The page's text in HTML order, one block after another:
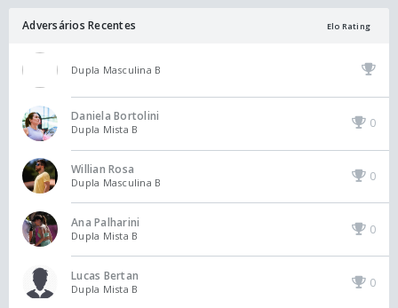
Adversários Recentes Elo Rating
Dupla Masculina B
Daniela Bortolini
Dupla Mista B 0
Willian Rosa
Dupla Masculina B 0
Ana Palharini
Dupla Mista B 0
Lucas Bertan
Dupla Mista B 0